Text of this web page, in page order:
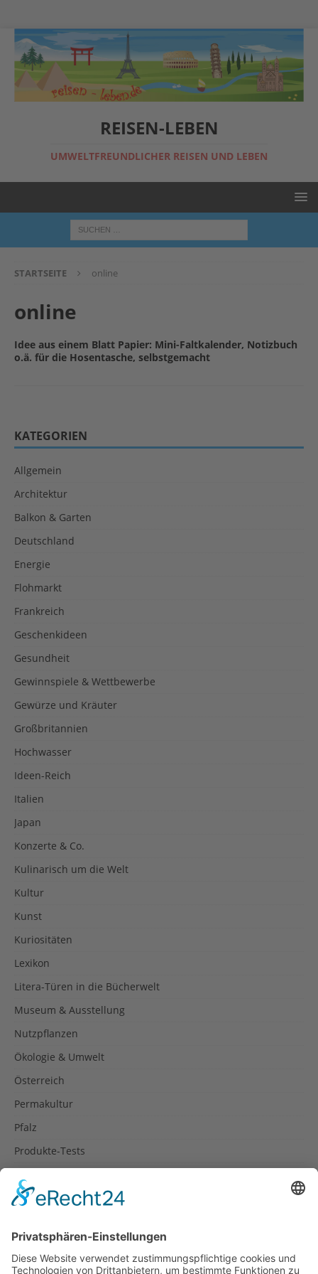
REISEN-LEBEN
UMWELTFREUNDLICHER REISEN UND LEBEN
STARTSEITE online
online
Idee aus einem Blatt Papier: Mini-Faltkalender, Notizbuch
o.ä. für die Hosentasche, selbstgemacht
KATEGORIEN
Allgemein
Architektur
Balkon & Garten
Deutschland
Energie
Flohmarkt
Frankreich
Geschenkideen
Gesundheit
Gewinnspiele & Wettbewerbe
Gewürze und Kräuter
Großbritannien
Hochwasser
Ideen-Reich
Italien
Japan
Konzerte & Co.
Kulinarisch um die Welt
Kultur
Kunst
Kuriositäten
Lexikon
Litera-Türen in die Bücherwelt
Museum & Ausstellung
Nutzpflanzen
Ökologie & Umwelt
Österreich
Permakultur
Pfalz
Produkte-Tests
Rezepte
Spanien
Südtirol